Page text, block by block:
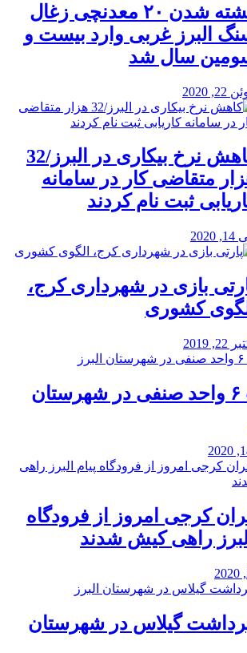
کشته شدن ۲۰ معدنچی زغال
البرز غربی وارد بیست و
سال شد
2020
کاهش نرخ بیکاری در البرز/32
متقاضی کار در سامانه
ثبت نام کردند
بازی در شهرداری کرج،
کشوری
22, 2019
پلمب ۶ واحد صنفی در شهرستان
کرجی امروز از فرودگاه
راهی کیش شدند
برداشت گیلاس در شهرستان